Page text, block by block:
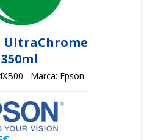
UltraChrome
Marca: Epson